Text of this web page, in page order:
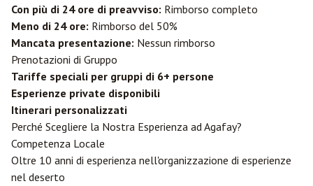
Con più di 24 ore di preavviso: Rimborso completo
Meno di 24 ore: Rimborso del 50%
Mancata presentazione: Nessun rimborso
Prenotazioni di Gruppo
Tariffe speciali per gruppi di 6+ persone
Esperienze private disponibili
Itinerari personalizzati
Perché Scegliere la Nostra Esperienza ad Agafay?
Competenza Locale
Oltre 10 anni di esperienza nell'organizzazione di esperienze
nel deserto